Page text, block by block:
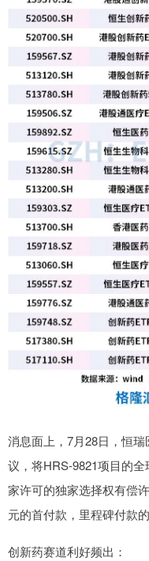
消息面上，7月28日，恒
议，将HRS-9821项目的
家许可的独家选择权有偿
元的首付款，里程碑付款
创新药赛道利好频出：